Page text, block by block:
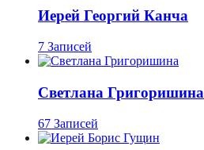
Иерей Георгий Канча
7 Записей
Светлана Григоришина
67 Записей